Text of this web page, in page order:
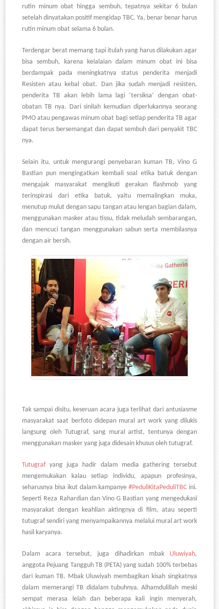
rutin minum obat hingga sembuh, tepatnya sekitar 6 bulan
setelah dinyatakan positif mengidap TBC. Ya, benar benar harus
rutin minum obat selama 6 bulan.
Terdengar berat memang tapi itulah yang harus dilakukan agar
bisa sembuh, karena kelalaian dalam minum obat ini bisa
berdampak pada meningkatnya status penderita menjadi
Resisten atau kebal obat. Dan jika sudah menjadi resisten,
penderita TB akan lebih lama lagi ‘tersiksa’ dengan obat-
obatan TB nya. Dari sinilah kemudian diperlukannya seorang
PMO atau pengawas minum obat bagi setiap penderita TB agar
dapat terus bersemangat dan dapat sembuh dari penyakit TBC
nya.
Selain itu, untuk mengurangi penyebaran kuman TB, Vino G
Bastian pun mengingatkan kembali soal etika batuk dengan
mengajak masyarakat mengikuti gerakan flashmob yang
terinspirasi dari etika batuk, yaitu memalingkan muka,
menutup mulut dengan sapu tangan atau lengan bagian dalam,
menggunakan masker atau tissu, tidak meludah sembarangan,
dan mencuci tangan menggunakan sabun serta membilasnya
dengan air bersih.
Tak sampai disitu, keseruan acara juga terlihat dari antusiasme
masyarakat saat berfoto didepan mural art work yang dilukis
langsung oleh Tutugraf, sang mural artist, tentunya dengan
menggunakan masker yang juga didesain khusus oleh tutugraf.
Tutugraf yang juga hadir dalam media gathering tersebut
mengemukakan kalau setiap individu, apapun profesinya,
seharusnya bisa ikut dalam kampanye#PeduliKitaPeduliTBC ini.
Seperti Reza Rahardian dan Vino G Bastian yang mengedukasi
masyarakat dengan keahlian aktingnya di film, atau seperti
tutugraf sendiri yang menyampaikannya melalui mural art work
hasil karyanya.
Dalam acara tersebut, juga dihadirkan mbak Uluwiyah,
anggota Pejuang Tangguh TB (PETA) yang sudah 100% terbebas
dari kuman TB. Mbak Uluwiyah membagikan kisah singkatnya
dalam memerangi TB didalam tubuhnya. Alhamdulillah meski
sempat merasa lelah dan beberapa kali ingin menyerah,